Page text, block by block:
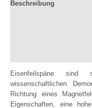
Beschreibung
Eisenfeilspäne
wissenschaftlichen
Richtung eines
Eigenschaften, eine